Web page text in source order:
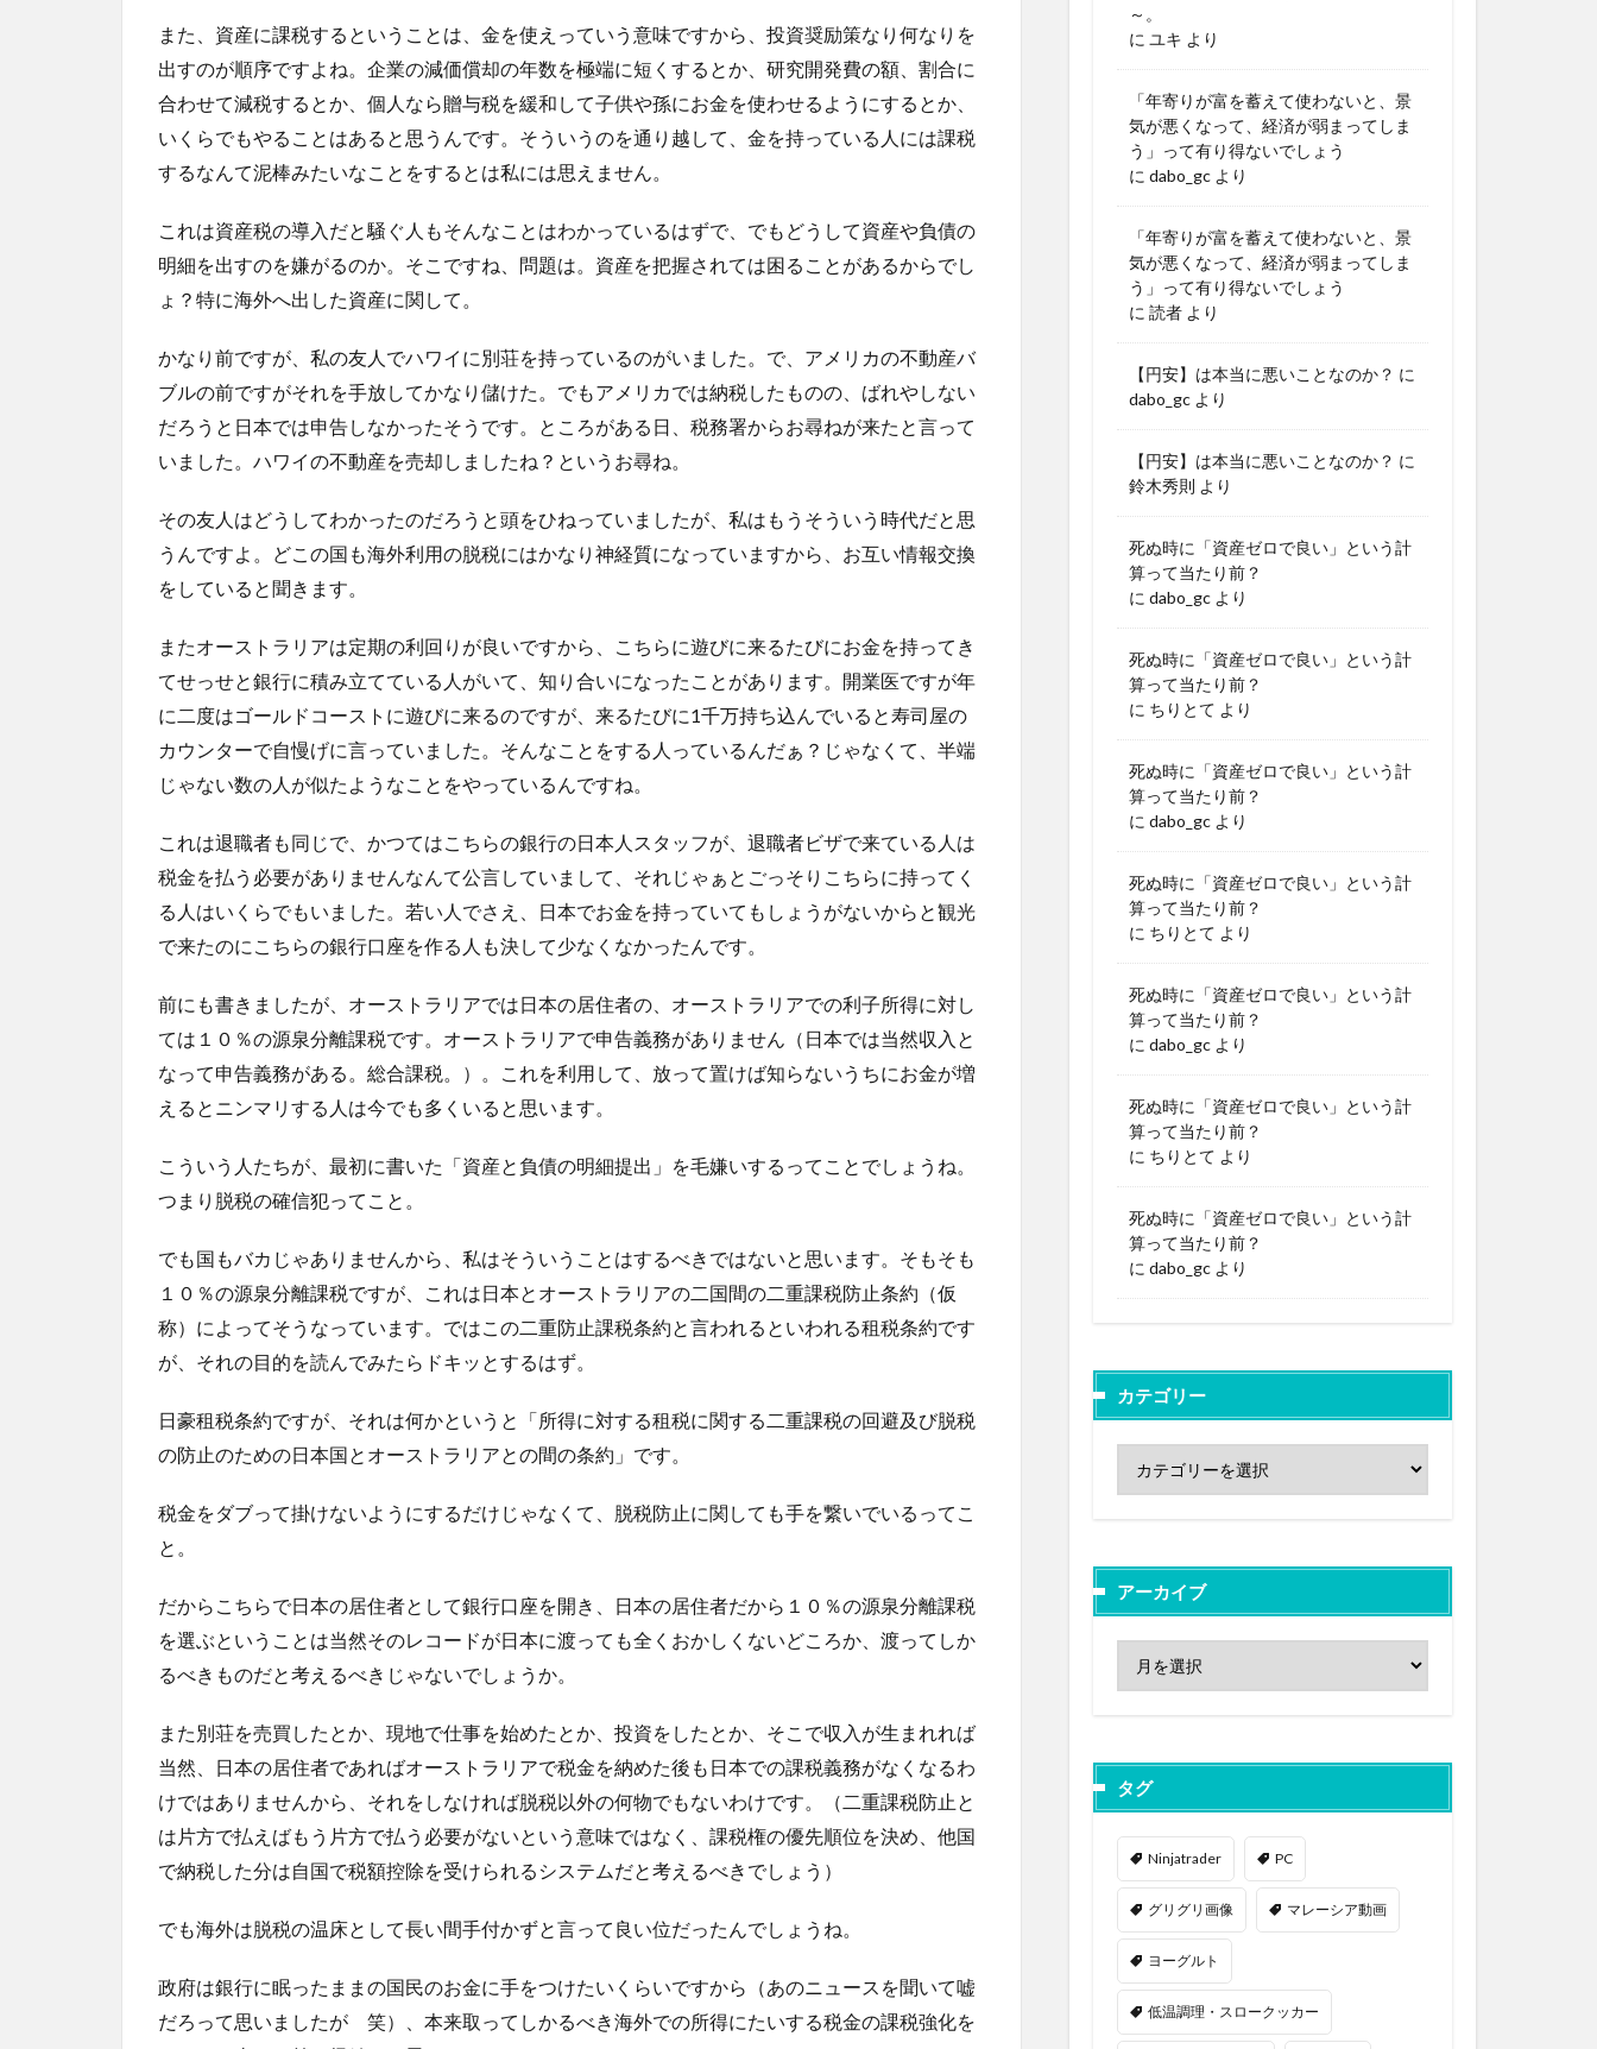
また、資産に課税するということは、金を使えっていう意味ですから、投資奨励策なり何なりを
出すのが順序ですよね。企業の減価償却の年数を極端に短くするとか、研究開発費の額、割合に
合わせて減税するとか、個人なら贈与税を緩和して子供や孫にお金を使わせるようにするとか、
いくらでもやることはあると思うんです。そういうのを通り越して、金を持っている人には課税
するなんて泥棒みたいなことをするとは私には思えません。
これは資産税の導入だと騒ぐ人もそんなことはわかっているはずで、でもどうして資産や負債の
明細を出すのを嫌がるのか。そこですね、問題は。資産を把握されては困ることがあるからでし
ょ？特に海外へ出した資産に関して。
かなり前ですが、私の友人でハワイに別荘を持っているのがいました。で、アメリカの不動産バ
ブルの前ですがそれを手放してかなり儲けた。でもアメリカでは納税したものの、ばれやしない
だろうと日本では申告しなかったそうです。ところがある日、税務署からお尋ねが来たと言って
いました。ハワイの不動産を売却しましたね？というお尋ね。
その友人はどうしてわかったのだろうと頭をひねっていましたが、私はもうそういう時代だと思
うんですよ。どこの国も海外利用の脱税にはかなり神経質になっていますから、お互い情報交換
をしていると聞きます。
またオーストラリアは定期の利回りが良いですから、こちらに遊びに来るたびにお金を持ってき
てせっせと銀行に積み立てている人がいて、知り合いになったことがあります。開業医ですが年
に二度はゴールドコーストに遊びに来るのですが、来るたびに1千万持ち込んでいると寿司屋の
カウンターで自慢げに言っていました。そんなことをする人っているんだぁ？じゃなくて、半端
じゃない数の人が似たようなことをやっているんですね。
これは退職者も同じで、かつてはこちらの銀行の日本人スタッフが、退職者ビザで来ている人は
税金を払う必要がありませんなんて公言していまして、それじゃぁとごっそりこちらに持ってく
る人はいくらでもいました。若い人でさえ、日本でお金を持っていてもしょうがないからと観光
で来たのにこちらの銀行口座を作る人も決して少なくなかったんです。
前にも書きましたが、オーストラリアでは日本の居住者の、オーストラリアでの利子所得に対し
ては１０％の源泉分離課税です。オーストラリアで申告義務がありません（日本では当然収入と
なって申告義務がある。総合課税。）。これを利用して、放って置けば知らないうちにお金が増
えるとニンマリする人は今でも多くいると思います。
こういう人たちが、最初に書いた「資産と負債の明細提出」を毛嫌いするってことでしょうね。
つまり脱税の確信犯ってこと。
でも国もバカじゃありませんから、私はそういうことはするべきではないと思います。そもそも
１０％の源泉分離課税ですが、これは日本とオーストラリアの二国間の二重課税防止条約（仮
称）によってそうなっています。ではこの二重防止課税条約と言われるといわれる租税条約です
が、それの目的を読んでみたらドキッとするはず。
日豪租税条約ですが、それは何かというと「所得に対する租税に関する二重課税の回避及び脱税
の防止のための日本国とオーストラリアとの間の条約」です。
税金をダブって掛けないようにするだけじゃなくて、脱税防止に関しても手を繋いでいるってこ
と。
だからこちらで日本の居住者として銀行口座を開き、日本の居住者だから１０％の源泉分離課税
を選ぶということは当然そのレコードが日本に渡っても全くおかしくないどころか、渡ってしか
るべきものだと考えるべきじゃないでしょうか。
また別荘を売買したとか、現地で仕事を始めたとか、投資をしたとか、そこで収入が生まれれば
当然、日本の居住者であればオーストラリアで税金を納めた後も日本での課税義務がなくなるわ
けではありませんから、それをしなければ脱税以外の何物でもないわけです。（二重課税防止と
は片方で払えばもう片方で払う必要がないという意味ではなく、課税権の優先順位を決め、他国
で納税した分は自国で税額控除を受けられるシステムだと考えるべきでしょう）
でも海外は脱税の温床として長い間手付かずと言って良い位だったんでしょうね。
政府は銀行に眠ったままの国民のお金に手をつけたいくらいですから（あのニュースを聞いて嘘
だろって思いましたが 笑）、本来取ってしかるべき海外での所得にたいする税金の課税強化を
～。
に ユキ より
「年寄りが富を蓄えて使わないと、景
気が悪くなって、経済が弱まってしま
う」って有り得ないでしょう
に dabo_gc より
「年寄りが富を蓄えて使わないと、景
気が悪くなって、経済が弱まってしま
う」って有り得ないでしょう
に 読者 より
【円安】は本当に悪いことなのか？ に
dabo_gc より
【円安】は本当に悪いことなのか？ に
鈴木秀則 より
死ぬ時に「資産ゼロで良い」という計
算って当たり前？
に dabo_gc より
死ぬ時に「資産ゼロで良い」という計
算って当たり前？
に ちりとて より
死ぬ時に「資産ゼロで良い」という計
算って当たり前？
に dabo_gc より
死ぬ時に「資産ゼロで良い」という計
算って当たり前？
に ちりとて より
死ぬ時に「資産ゼロで良い」という計
算って当たり前？
に dabo_gc より
死ぬ時に「資産ゼロで良い」という計
算って当たり前？
に ちりとて より
死ぬ時に「資産ゼロで良い」という計
算って当たり前？
に dabo_gc より
カテゴリー
アーカイブ
タグ
Ninjatrader PC
グリグリ画像 マレーシア動画
ヨーグルト
低温調理・スロークッカー